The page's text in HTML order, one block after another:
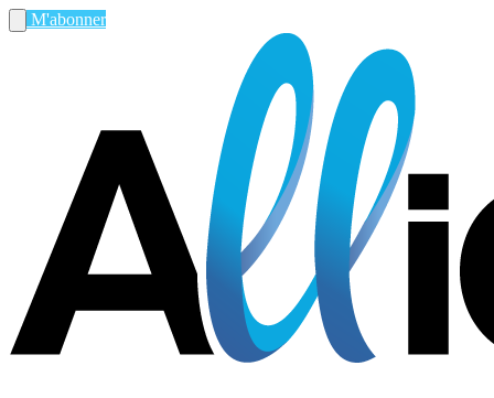
M'abonner